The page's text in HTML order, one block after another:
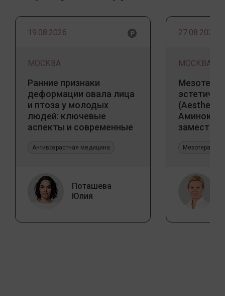
19.08.2026
МОСКВА
Ранние признаки
деформации овала лица
и птоза у молодых
людей: ключевые
аспекты и современные
Антивозрастная медицина
Поташева
Юлия
27.08.2026
МОСКВА
(Aesthetic
Мезотерапия